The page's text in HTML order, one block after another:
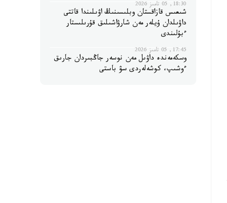
18:30, 05 تامىز 2026
شىعىس قازاقستان وبلىسىنىڭ اۋىلىندا قاتتى
داۋىلدان ۇيلەر مەن شارۋاشىلىق قۇرىلىستار
ءبۇلىندى
17:45, 05 تامىز 2026
وسكەمەندە داۋىل مەن نوسەر جاڭبىردان جارىق
ءوشىپ، كوشەلەردى سۋ باستى